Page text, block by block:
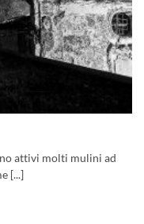
attivi molti mulini ad
[...]